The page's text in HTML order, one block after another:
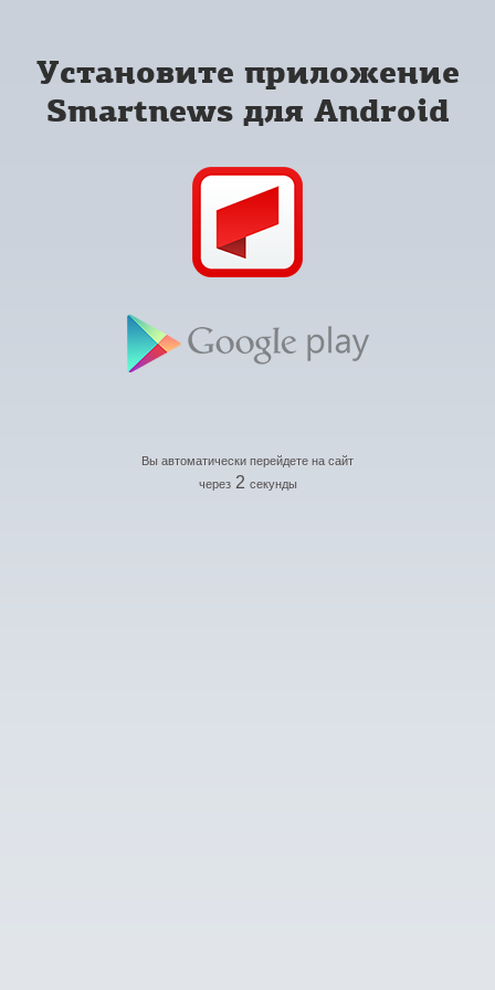
Установите приложение
Smartnews для Android
Вы автоматически перейдете на сайт
через 2 секунды